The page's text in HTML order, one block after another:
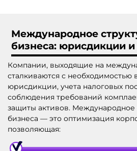
Международное
бизнеса: юрисдикции и
Компании, выходящие на
сталкиваются с
юрисдикции, учета налоговых
соблюдения требований
защиты активов. Международное
бизнеса — это оптимизация
позволяющая: